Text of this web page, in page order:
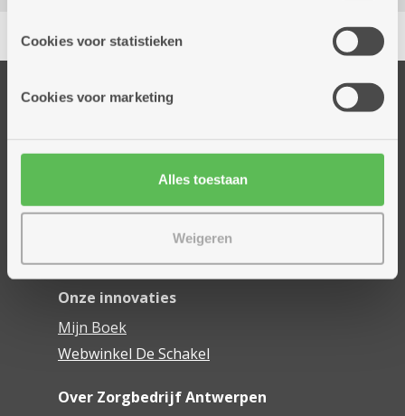
partners kunnen deze gegevens combineren met andere
Cookies voor statistieken
Cookies voor marketing
Alles toestaan
Weigeren
Onze diensten
Dienstencentra
Assistentiewoningen
Woonzorgcentra
Onze innovaties
Mijn Boek
Webwinkel De Schakel
Over Zorgbedrijf Antwerpen